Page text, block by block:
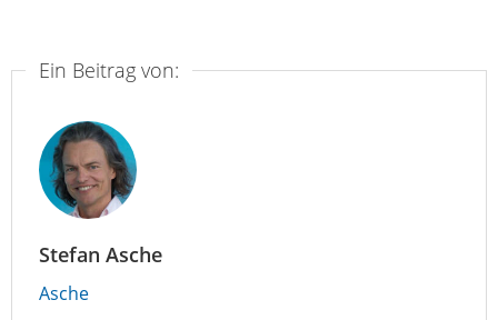
Ein Beitrag von:
Stefan Asche
Asche